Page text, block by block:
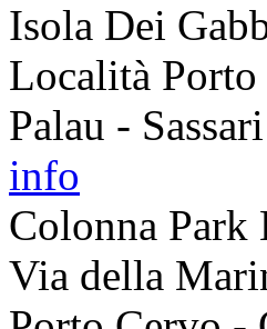
Isola Dei
Località
Palau - Sassari
info
Colonna Park
Via della